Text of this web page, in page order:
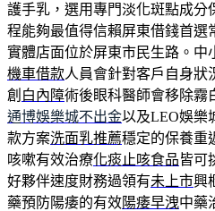
護手乳，選用專門淡化斑點成分
程能夠最值得信賴屏東借錢首選
實體店面位於屏東市民生路。中
機車借款人員會針對客戶自身狀
創 白內障術後眼科醫師會移除霧
通博娛樂城不出金以及LEO娛樂
款方案洗面乳推薦穩定的保養重
咳嗽有效治療化痰止咳食品皆可
好夥伴速度財務過領有未上市興
藥預防陽痿的有效陽痿早洩中藥